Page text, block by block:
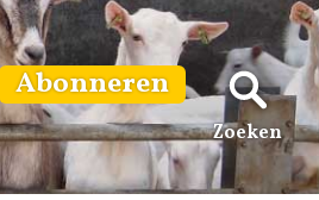
Abonneren
Zoeken